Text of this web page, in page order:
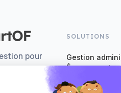
pour
formation
SOLUTIONS
Gestion
Émargements
Évaluation de
Facturation